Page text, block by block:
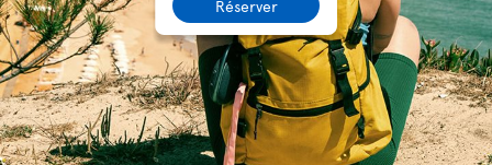
Réserver